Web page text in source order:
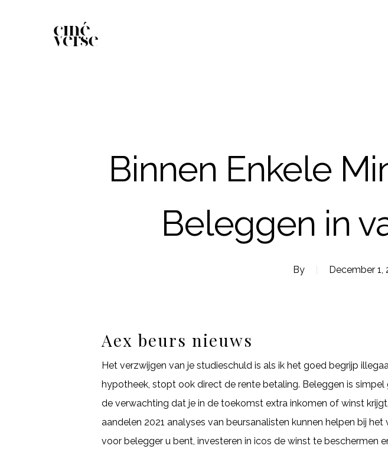
Binnen Enkele
Beleggen in
By December 1,
Aex beurs nieuws
Het verzwijgen van je studieschuld is als ik het goed begrijp
hypotheek, stopt ook direct de rente betaling. Beleggen is
de verwachting dat je in de toekomst extra inkomen of winst
aandelen 2021 analyses van beursanalisten kunnen helpen bij
voor belegger u bent, investeren in icos de winst te beschermen